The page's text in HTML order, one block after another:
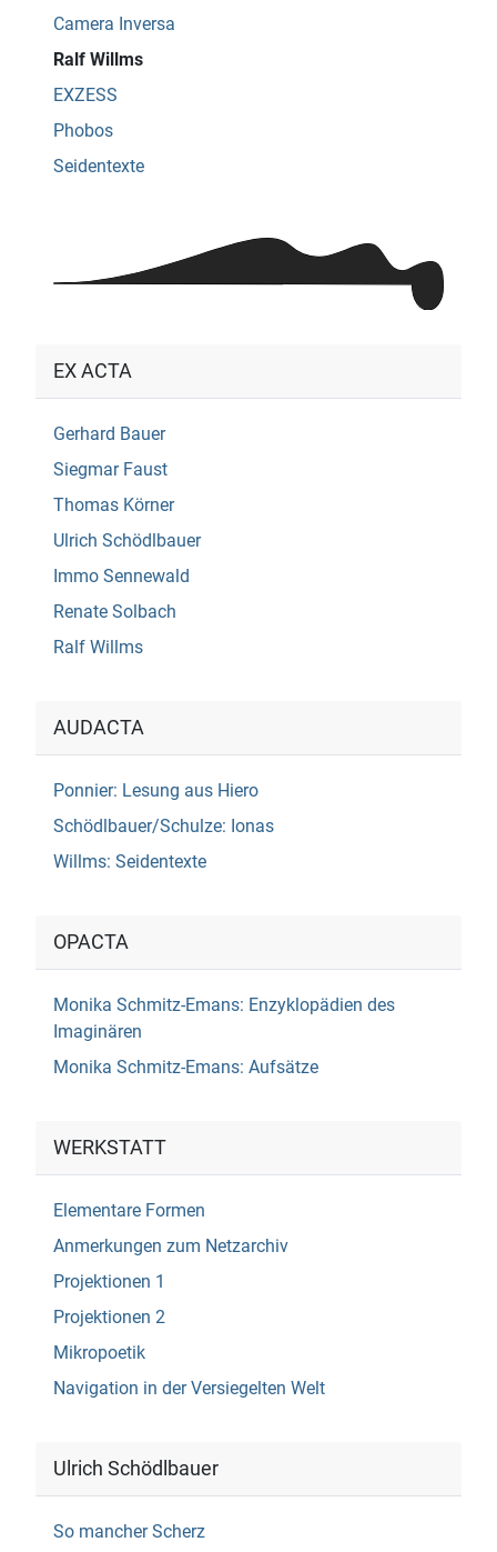
Camera Inversa
Ralf Willms
EXZESS
Phobos
Seidentexte
EX ACTA
Gerhard Bauer
Siegmar Faust
Thomas Körner
Ulrich Schödlbauer
Immo Sennewald
Renate Solbach
Ralf Willms
AUDACTA
Ponnier: Lesung aus Hiero
Schödlbauer/Schulze: Ionas
Willms: Seidentexte
OPACTA
Monika Schmitz-Emans: Enzyklopädien des
Imaginären
Monika Schmitz-Emans: Aufsätze
WERKSTATT
Elementare Formen
Anmerkungen zum Netzarchiv
Projektionen 1
Projektionen 2
Mikropoetik
Navigation in der Versiegelten Welt
Ulrich Schödlbauer
So mancher Scherz